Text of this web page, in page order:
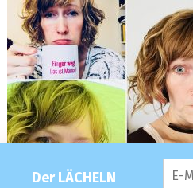
Der LÄCHELN